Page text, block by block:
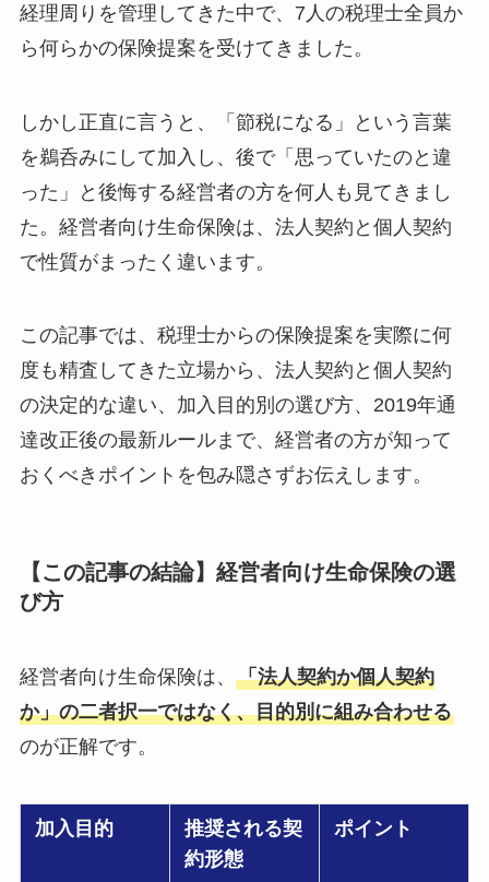
経理周りを管理してきた中で、7人の税理士全員か
ら何らかの保険提案を受けてきました。
しかし正直に言うと、「節税になる」という言葉
を鵜呑みにして加入し、後で「思っていたのと違
った」と後悔する経営者の方を何人も見てきまし
た。経営者向け生命保険は、法人契約と個人契約
で性質がまったく違います。
この記事では、税理士からの保険提案を実際に何
度も精査してきた立場から、法人契約と個人契約
の決定的な違い、加入目的別の選び方、2019年通
達改正後の最新ルールまで、経営者の方が知って
おくべきポイントを包み隠さずお伝えします。
【この記事の結論】経営者向け生命保険の選
び方
経営者向け生命保険は、 「法人契約か個人契約
か」の二者択一ではなく、目的別に組み合わせる
のが正解です。
加入目的
推奨される契
約形態
ポイント